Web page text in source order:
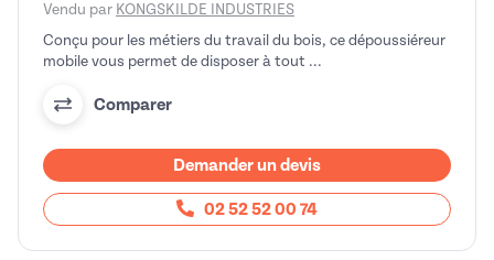
Vendu par KONGSKILDE INDUSTRIES
Conçu pour les métiers du travail du bois, ce dépoussiéreur
mobile vous permet de disposer à tout ...
Comparer
Demander un devis
02 52 52 00 74